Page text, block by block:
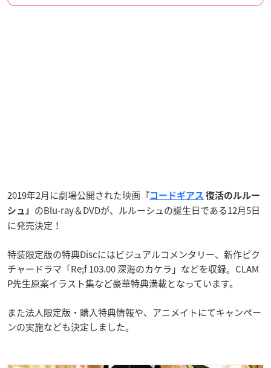
2019年2月に劇場公開された映画 『コードギアス 復活のルルー
シュ』 のBlu-ray＆DVDが、ルルーシュの誕生日である12月5日
に発売決定！
特装限定版の特典Discにはビジュアルコメンタリー、新作ピク
チャードラマ「Re;f 103.00 深海のカケラ」などを収録。CLAM
P先生原案イラスト集など豪華特典満載となっています。
また法人限定版・購入特典情報や、アニメイトにてキャンペー
ンの実施なども決定しました。